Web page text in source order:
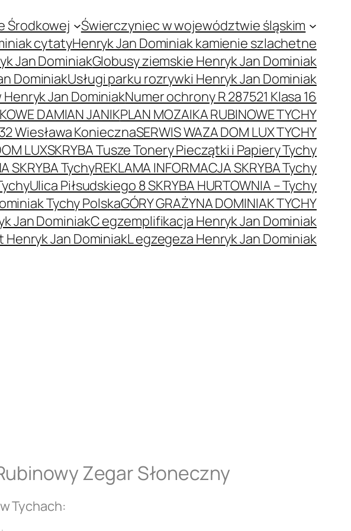
Środkowej
Świerczyniec w województwie śląskim
cytatyHenryk Jan Dominiak kamienie szlachetne
Jan DominiakGlobusy ziemskie Henryk Jan Dominiak
DominiakUsługi parku rozrywki Henryk Jan Dominiak
Jan DominiakNumer ochrony R 287521 Klasa 16
DAMIAN JANIKPLAN MOZAIKA RUBINOWE TYCHY
Wiesława KoniecznaSERWIS WAZA DOM LUX TYCHY
LUXSKRYBA Tusze Tonery Pieczątki i Papiery Tychy
SKRYBA TychyREKLAMA INFORMACJA SKRYBA Tychy
Ulica Piłsudskiego 8 SKRYBA HURTOWNIA – Tychy
Tychy PolskaGÓRY GRAŻYNA DOMINIAK TYCHY
Jan DominiakC egzemplifikacja Henryk Jan Dominiak
Henryk Jan DominiakL egzegeza Henryk Jan Dominiak
Zegar Słoneczny
Tychach: